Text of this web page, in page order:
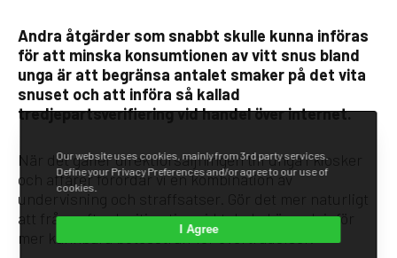
Andra åtgärder som snabbt skulle kunna införas
för att minska konsumtionen av vitt snus bland
unga är att begränsa antalet smaker på det vita
snuset och att införa så kallad
tredjepartsverifiering vid handel över internet.
När det gäller direktförsäljningen till unga i kiosker
och affärer förordar vi en kombination av
undervisning och straffsatser. Gör det mer naturligt
att fråga efter legitimation vid tobaksköp och inför
mer kännbara bötesstraff för överträdelser.
Our website uses cookies, mainly from 3rd party services.
Define your Privacy Preferences and/or agree to our use of
cookies.
I Agree